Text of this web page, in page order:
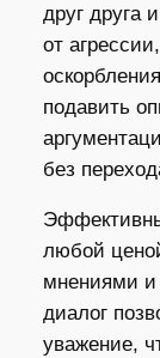
друг друга
от
подавить
без
любой
мнениями и
диалог
уважение,